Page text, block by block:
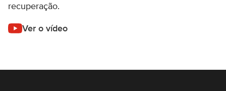
recuperação.
Ver o vídeo